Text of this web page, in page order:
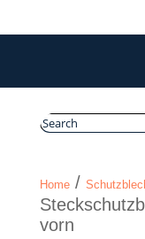
Home/
vorn